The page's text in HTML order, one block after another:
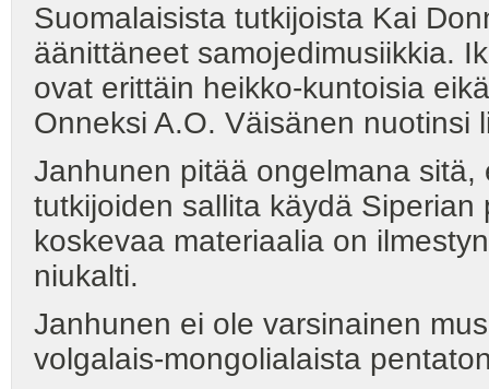
Suomalaisista tutkijoista Kai
äänittäneet samojedimusiikkia.
ovat erittäin heikko-kuntoisia
Onneksi A.O. Väisänen nuotinsi
Janhunen pitää ongelmana
tutkijoiden sallita käydä
koskevaa materiaalia on
niukalti.
Janhunen ei ole varsinainen
volgalais-mongolialaista